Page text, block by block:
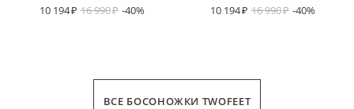
10 194
16 990 -40%
10 194
16 990 -40%
ВСЕ БОСОНОЖКИ TWOFEET